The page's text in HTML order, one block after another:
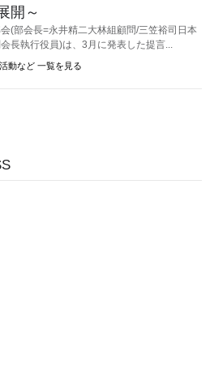
開～
(部会長=永井精二大林組顧問/三笠裕司日本
長執行役員)は、3月に発表した提言...
動など 一覧を見る